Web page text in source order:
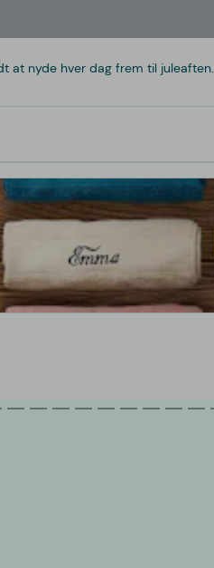
at nyde hver dag frem til juleaften.